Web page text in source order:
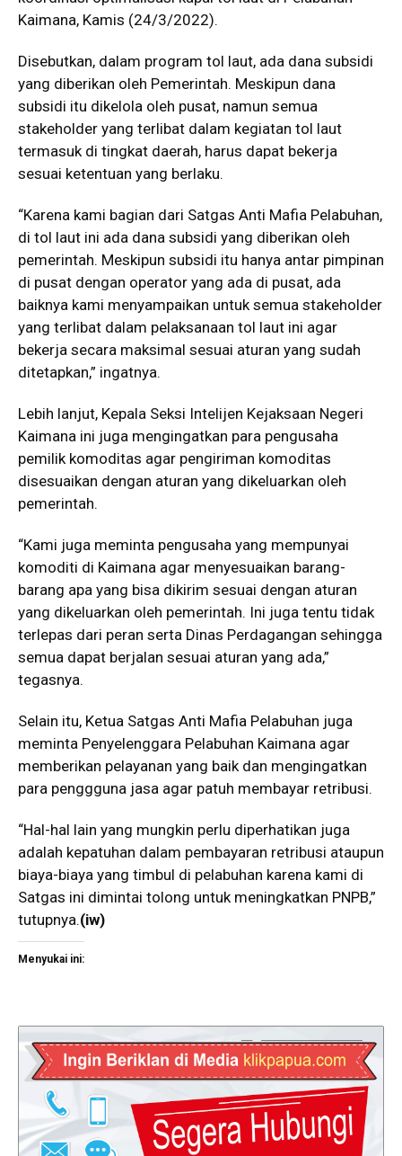
Kaimana, Kamis (24/3/2022).
Disebutkan, dalam program tol laut, ada dana subsidi
yang diberikan oleh Pemerintah. Meskipun dana
subsidi itu dikelola oleh pusat, namun semua
stakeholder yang terlibat dalam kegiatan tol laut
termasuk di tingkat daerah, harus dapat bekerja
sesuai ketentuan yang berlaku.
“Karena kami bagian dari Satgas Anti Mafia Pelabuhan,
di tol laut ini ada dana subsidi yang diberikan oleh
pemerintah. Meskipun subsidi itu hanya antar pimpinan
di pusat dengan operator yang ada di pusat, ada
baiknya kami menyampaikan untuk semua stakeholder
yang terlibat dalam pelaksanaan tol laut ini agar
bekerja secara maksimal sesuai aturan yang sudah
ditetapkan,” ingatnya.
Lebih lanjut, Kepala Seksi Intelijen Kejaksaan Negeri
Kaimana ini juga mengingatkan para pengusaha
pemilik komoditas agar pengiriman komoditas
disesuaikan dengan aturan yang dikeluarkan oleh
pemerintah.
“Kami juga meminta pengusaha yang mempunyai
komoditi di Kaimana agar menyesuaikan barang-
barang apa yang bisa dikirim sesuai dengan aturan
yang dikeluarkan oleh pemerintah. Ini juga tentu tidak
terlepas dari peran serta Dinas Perdagangan sehingga
semua dapat berjalan sesuai aturan yang ada,”
tegasnya.
Selain itu, Ketua Satgas Anti Mafia Pelabuhan juga
meminta Penyelenggara Pelabuhan Kaimana agar
memberikan pelayanan yang baik dan mengingatkan
para penggguna jasa agar patuh membayar retribusi.
“Hal-hal lain yang mungkin perlu diperhatikan juga
adalah kepatuhan dalam pembayaran retribusi ataupun
biaya-biaya yang timbul di pelabuhan karena kami di
Satgas ini dimintai tolong untuk meningkatkan PNPB,”
tutupnya.(iw)
Menyukai ini: